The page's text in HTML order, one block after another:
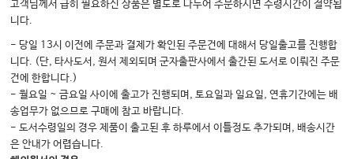
#22. 입원/수술확인서
#23. 통원확인서
#24. 진단서/진료확인서가 대리발급이 가능할까요?
#25. 미성년자 보호자가 전화해서 소견서를 팩스로 보내달라고 하면?
#26. 진료확인서/처방전을 클라우드(온라인) 업로드할 수 있을까?
#27. 근로능력평가진단서의 발급요령
고객님께서 급히 필요하신 상품은 별도로 나누어 주문하시면 수령시간이 절약됩
니다.
- 당일 13시 이전에 주문과 결제가 확인된 주문건에 대해서 당일출고를 진행합
니다. (단, 타사도서, 원서 제외되며 군자출판사에서 출간된 도서로 이뤄진 주문
건에 한합니다.)
- 월요일 ~ 금요일 사이에 출고가 진행되며, 토요일과 일요일, 연휴기간에는 배
송업무가 없으므로 구매에 참고 바랍니다.
- 도서수령일의 경우 제품이 출고된 후 하루에서 이틀정도 추가되며, 배송시간
은 안내가 어렵습니다.